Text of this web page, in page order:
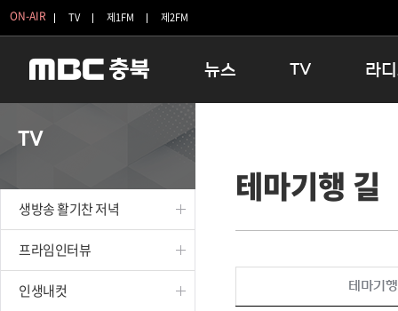
ON-AIR TV 제1FM 제2FM
뉴스
보은
TV
인생내컷
테마기행 길
시청자 FLEX
라
16:00
우리 고
TV
생방송 활기찬 저녁
프라임인터뷰
인생내컷
테마기행 길
테마기